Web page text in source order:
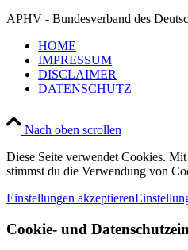
APHV - Bundesverband des
HOME
IMPRESSUM
DISCLAIMER
DATENSCHUTZ
Nach oben scrollen
Diese Seite verwendet Cookies.
stimmst du die Verwendung von
Einstellungen akzeptieren
Cookie- und